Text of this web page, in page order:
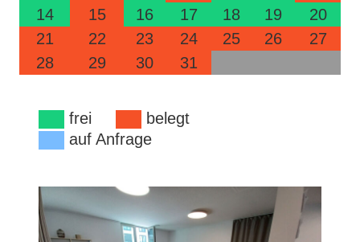
14
15 16 17 18 19
20
21
22 23 24 25 26
27
28
29 30 31
frei
belegt
auf Anfrage